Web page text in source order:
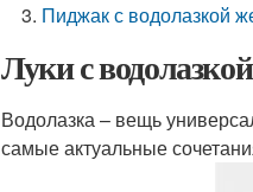
Пиджак с водолазкой
Луки с
Водолазка – вещь
самые актуальные